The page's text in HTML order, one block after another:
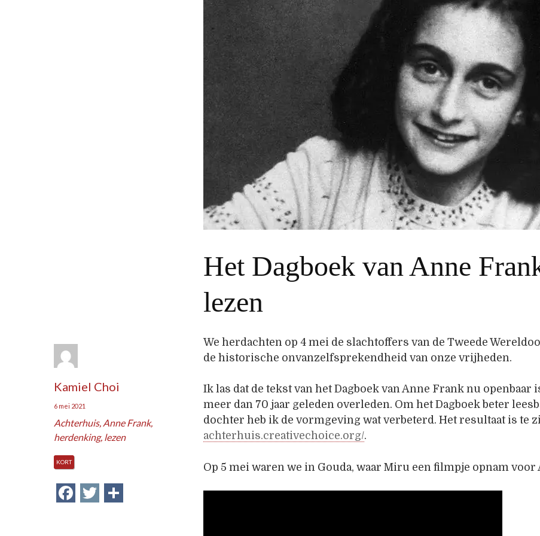
Het Dagboek van Anne
lezen
Kamiel Choi
6 mei 2021
Achterhuis, Anne Frank,
herdenking, lezen
KORT
Facebook
Twitter
We herdachten op 4 mei de slachtoffers van de Tweede
de historische onvanzelfsprekendheid van onze vrijheden.
Ik las dat de tekst van het Dagboek van Anne Frank nu
meer dan 70 jaar geleden overleden. Om het Dagboek beter
dochter heb ik de vormgeving wat verbeterd. Het resultaat is te
achterhuis.creativechoice.org/.
Op 5 mei waren we in Gouda, waar Miru een filmpje opnam voor